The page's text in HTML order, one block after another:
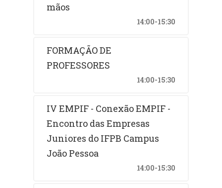
mãos
14:00-15:30
FORMAÇÃO DE
PROFESSORES
14:00-15:30
IV EMPIF - Conexão EMPIF -
Encontro das Empresas
Juniores do IFPB Campus
João Pessoa
14:00-15:30